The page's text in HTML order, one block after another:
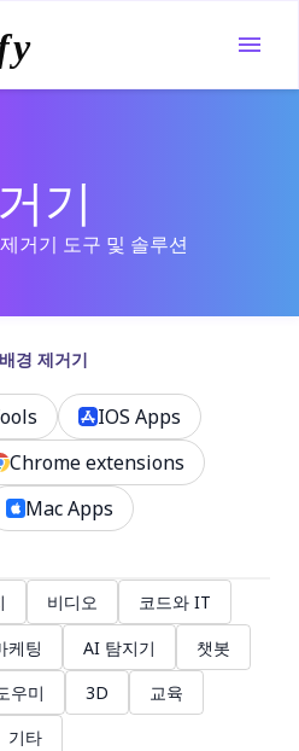
기
거기 도구 및 솔루션
경 제거기
IOS Apps
Chrome extensions
Mac Apps
비디오
코드와 IT
케팅 AI 탐지기
챗봇
우미 3D
교육
기타